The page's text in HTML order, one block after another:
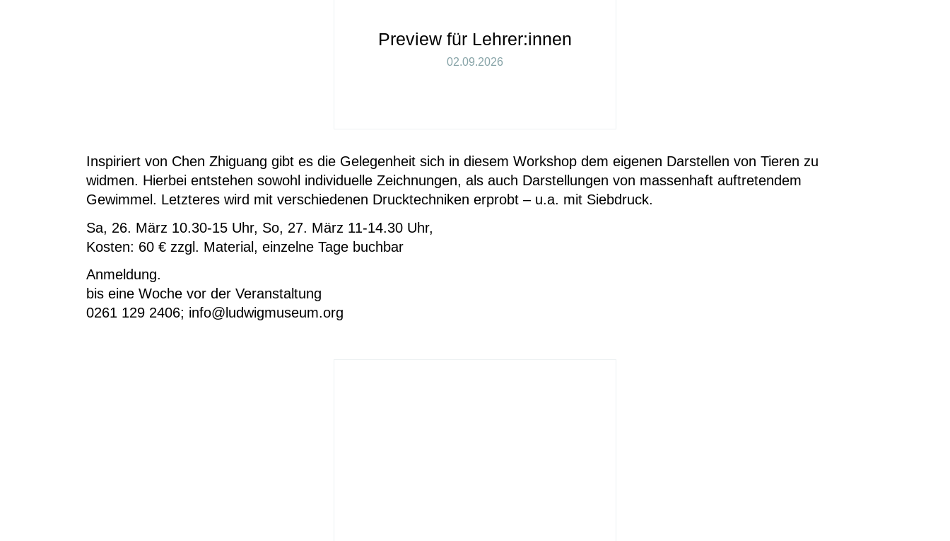
Preview für Lehrer:innen
02.09.2026
Inspiriert von Chen Zhiguang gibt es die Gelegenheit sich in diesem Workshop dem eigenen Darstellen von Tieren zu
widmen. Hierbei entstehen sowohl individuelle Zeichnungen, als auch Darstellungen von massenhaft auftretendem
Gewimmel. Letzteres wird mit verschiedenen Drucktechniken erprobt – u.a. mit Siebdruck.
Sa, 26. März 10.30-15 Uhr, So, 27. März 11-14.30 Uhr,
Kosten: 60 € zzgl. Material, einzelne Tage buchbar
Anmeldung.
bis eine Woche vor der Veranstaltung
0261 129 2406; info@ludwigmuseum.org